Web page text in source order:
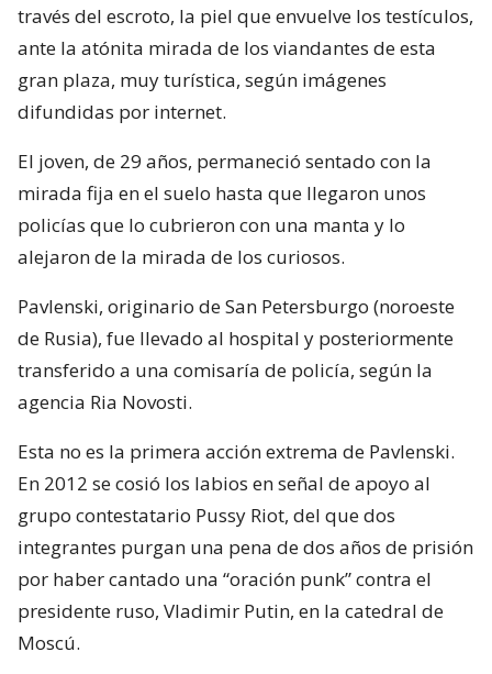
través del escroto, la piel que envuelve los testículos,
ante la atónita mirada de los viandantes de esta
gran plaza, muy turística, según imágenes
difundidas por internet.
El joven, de 29 años, permaneció sentado con la
mirada fija en el suelo hasta que llegaron unos
policías que lo cubrieron con una manta y lo
alejaron de la mirada de los curiosos.
Pavlenski, originario de San Petersburgo (noroeste
de Rusia), fue llevado al hospital y posteriormente
transferido a una comisaría de policía, según la
agencia Ria Novosti.
Esta no es la primera acción extrema de Pavlenski.
En 2012 se cosió los labios en señal de apoyo al
grupo contestatario Pussy Riot, del que dos
integrantes purgan una pena de dos años de prisión
por haber cantado una “oración punk” contra el
presidente ruso, Vladimir Putin, en la catedral de
Moscú.